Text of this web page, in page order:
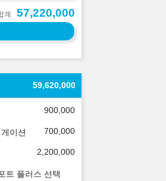
계 57,220,000
59,620,000
900,000
이션 700,000
2,200,000
트 플러스 선택